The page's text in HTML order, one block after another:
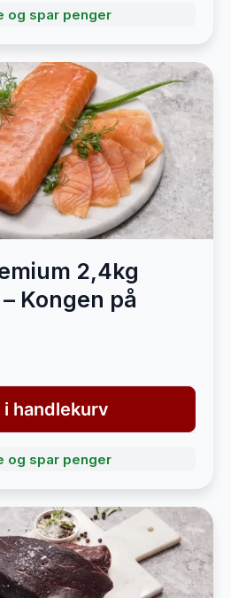
og spar penger
2,4kg
Kongen på
i handlekurv
og spar penger